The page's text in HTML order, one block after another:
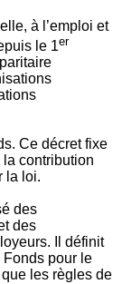
à l’emploi et
le 1er
Ce décret fixe
la contribution
la loi.
des
des
Il définit
Fonds pour le
les règles de